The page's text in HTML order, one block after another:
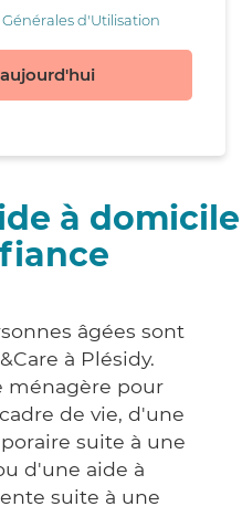
d'Utilisation
à domicile
âgées sont
à Plésidy.
ménagère pour
de vie, d'une
suite à une
d'une aide à
suite à une